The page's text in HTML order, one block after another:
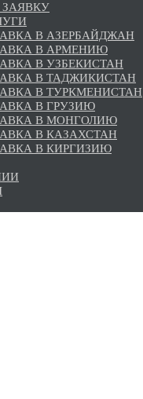
ЗАЯВКУ
В АЗЕРБАЙДЖАН
В АРМЕНИЮ
В УЗБЕКИСТАН
В ТАДЖИКИСТАН
В ТУРКМЕНИСТАН
В ГРУЗИЮ
В МОНГОЛИЮ
В КАЗАХСТАН
В КИРГИЗИЮ